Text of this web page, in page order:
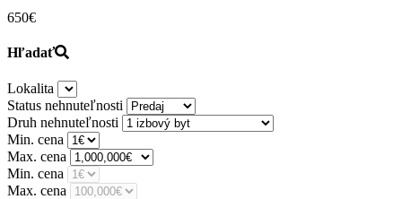
650€
Hľadať
Lokalita
Status nehnuteľnosti
Druh nehnuteľnosti
Min. cena
Max. cena
Min. cena
Max. cena